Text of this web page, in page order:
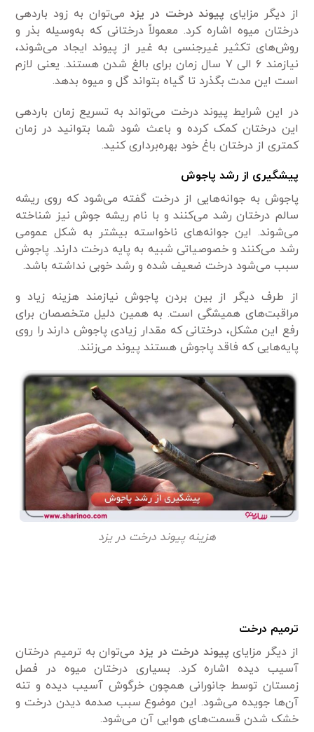
از دیگر مزایای پیوند درخت در یزد می‌توان به زود باردهی
درختان میوه‌ اشاره کرد. معمولاً درختانی که به‌وسیله بذر و
روش‌های تکثیر غیرجنسی به‌ غیر از پیوند ایجاد می‌شوند،
نیازمند ۶ الی ۷ سال زمان برای بالغ شدن هستند. یعنی لازم
است این مدت بگذرد تا گیاه بتواند گل و میوه‌ بدهد.
در این شرایط پیوند درخت می‌تواند به تسریع زمان باردهی
این درختان کمک کرده و باعث شود شما بتوانید در زمان
کمتری از درختان باغ خود بهره‌برداری کنید.
پیشگیری از رشد پاجوش
پاجوش به جوانه‌هایی از درخت گفته می‌شود که روی ریشه
سالم درختان رشد می‌کنند و با نام ریشه جوش نیز شناخته
می‌شوند. این جوانه‌های ناخواسته بیشتر به شکل عمومی‌
رشد می‌کنند و خصوصیاتی شبیه به پایه درخت دارند. پاجوش
سبب می‌شود درخت ضعیف شده و رشد خوبی نداشته باشد.
از طرف دیگر از بین بردن پاجوش نیازمند هزینه زیاد و
مراقبت‌های همیشگی است. به همین دلیل متخصصان برای
رفع این مشکل، درختانی که مقدار زیادی پاجوش دارند را روی
پایه‌هایی که فاقد پاجوش هستند پیوند می‌زنند.
هزینه پیوند درخت در یزد
ترمیم درخت
از دیگر مزایای پیوند درخت در یزد می‌توان به ترمیم درختان
آسیب دیده اشاره کرد. بسیاری درختان میوه‌ در فصل
زمستان توسط جانورانی همچون خرگوش آسیب دیده و تنه
آن‌ها جویده می‌شود. این موضوع سبب صدمه دیدن درخت و
خشک شدن قسمت‌های هوایی آن می‌شود.